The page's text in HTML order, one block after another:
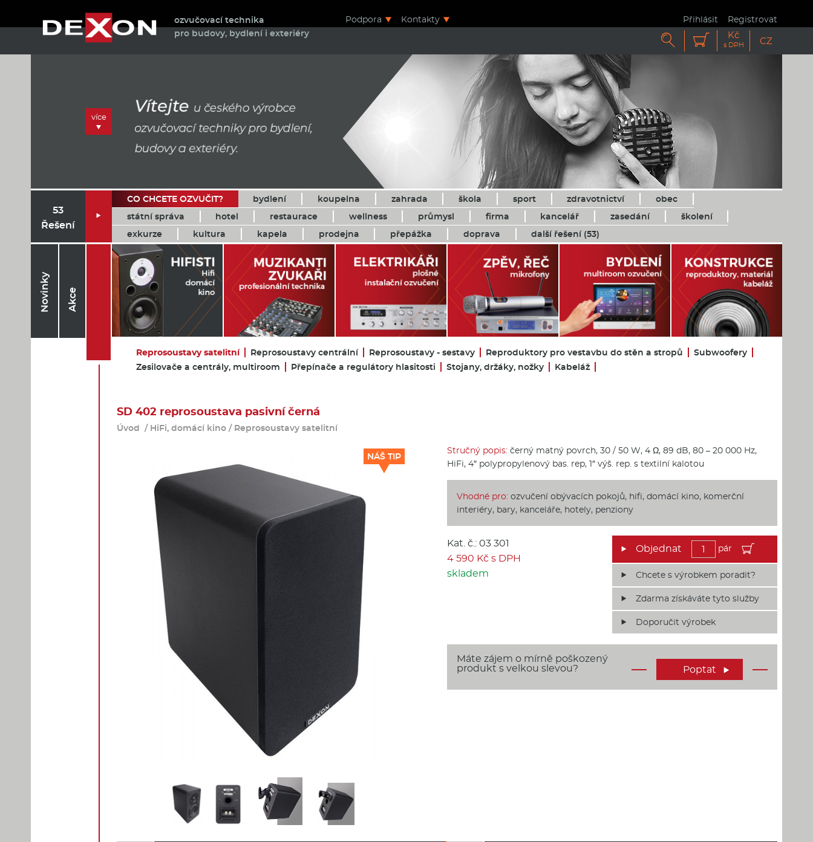
ozvučovací technika
pro budovy, bydlení i exteriéry
Podpora Kontakty Přihlásit Registrovat
  Kč
s DPH CZ
více
53
Řešení

CO CHCETE OZVUČIT? bydlení koupelna zahrada škola sport zdravotnictví
obec
státní správa
hotel restaurace wellness průmysl firma kancelář zasedání
školení
exkurze
kultura kapela prodejna přepážka doprava další řešení (53)
Novinky Akce
Reprosoustavy satelitní Reprosoustavy centrální Reprosoustavy - sestavy Reproduktory pro vestavbu do stěn a stropů
Subwoofery
Zesilovače a centrály, multiroom
Přepínače a regulátory hlasitosti Stojany, držáky, nožky Kabeláž
SD 402 reprosoustava pasivní černá
Úvod / HiFi, domácí kino / Reprosoustavy satelitní
NÁŠ TIP
Stručný popis: černý matný povrch, 30 / 50 W, 4 Ω, 89 dB, 80 – 20 000 Hz,
HiFi, 4″ polypropylenový bas. rep, 1″ výš. rep. s textilní kalotou
Vhodné pro: ozvučení obývacích pokojů, hifi, domácí kino, komerční
interiéry, bary, kanceláře, hotely, penziony
Kat. č.: 03 301
4 590 Kč s DPH
skladem
pár
Chcete s výrobkem poradit?
Zdarma získáváte tyto služby
Doporučit výrobek
Poptat 
Máte zájem o mírně poškozený
produkt s velkou slevou?